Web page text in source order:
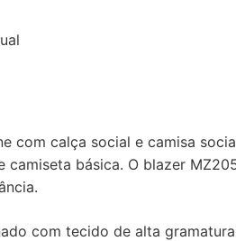
com calça social e camisa
camiseta básica. O blazer
com tecido de alta